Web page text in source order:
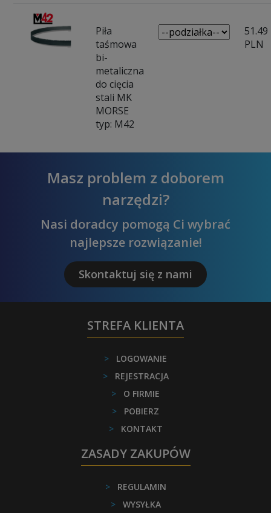
Piła
taśmowa
bi-
metaliczna
do cięcia
stali MK
MORSE
typ: M42
51.49
PLN
Masz problem z doborem
narzędzi?
Nasi doradcy pomogą Ci wybrać
najlepsze rozwiązanie!
Skontaktuj się z nami
STREFA KLIENTA
>
LOGOWANIE
>
REJESTRACJA
>
O FIRMIE
>
POBIERZ
>
KONTAKT
ZASADY ZAKUPÓW
>
REGULAMIN
>
WYSYŁKA